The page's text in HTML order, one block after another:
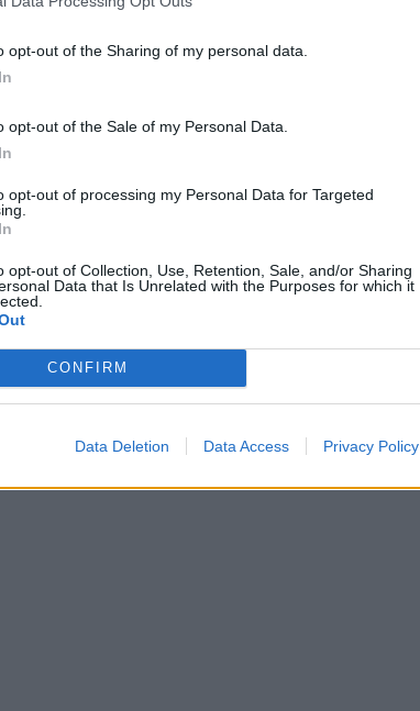
opt-out of the Sharing of my personal data.
opt-out of the Sale of my Personal Data.
opt-out of processing my Personal Data for Targeted
opt-out of Collection, Use, Retention, Sale, and/or Sharing
Data that Is Unrelated with the Purposes for which it
CONFIRM
Data Deletion Data Access Privacy Policy
στο Γύθειο. Η δόνηση είχε μέγεθος 4,5
05:33 και σύμφωνα με το
σεισμού εντοπίζεται 47 χιλιόμετρα
υπολογίστηκε στα 60 χιλιόμετρα.
για ζημιές.